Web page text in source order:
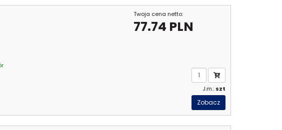
Twoja cena netto:
77.74 PLN
J.m.: szt
Zobacz